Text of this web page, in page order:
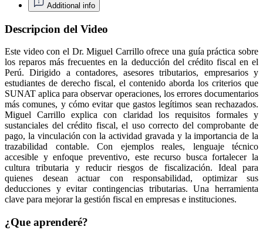
Additional info
Descripcion del Video
Este video con el Dr. Miguel Carrillo ofrece una guía práctica sobre
los reparos más frecuentes en la deducción del crédito fiscal en el
Perú. Dirigido a contadores, asesores tributarios, empresarios y
estudiantes de derecho fiscal, el contenido aborda los criterios que
SUNAT aplica para observar operaciones, los errores documentarios
más comunes, y cómo evitar que gastos legítimos sean rechazados.
Miguel Carrillo explica con claridad los requisitos formales y
sustanciales del crédito fiscal, el uso correcto del comprobante de
pago, la vinculación con la actividad gravada y la importancia de la
trazabilidad contable. Con ejemplos reales, lenguaje técnico
accesible y enfoque preventivo, este recurso busca fortalecer la
cultura tributaria y reducir riesgos de fiscalización. Ideal para
quienes desean actuar con responsabilidad, optimizar sus
deducciones y evitar contingencias tributarias. Una herramienta
clave para mejorar la gestión fiscal en empresas e instituciones.
¿Que aprenderé?